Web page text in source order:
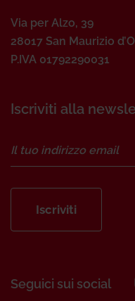
Via per Alzo, 39
28017 San Maurizio
P.IVA 01792290031
Iscriviti alla
Iscriviti
Seguici sui social